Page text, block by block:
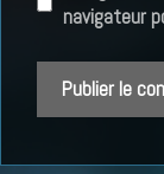
navigateur